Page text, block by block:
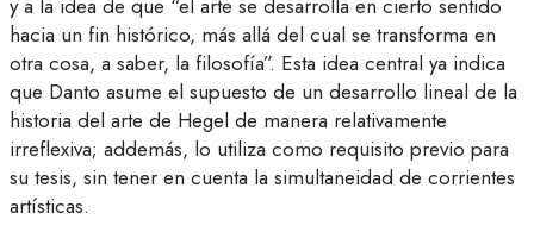
y a la idea de que “el arte se desarrolla en cierto sentido
hacia un fin histórico, más allá del cual se transforma en
otra cosa, a saber, la filosofía”. Esta idea central ya indica
que Danto asume el supuesto de un desarrollo lineal de la
historia del arte de Hegel de manera relativamente
irreflexiva; addemás, lo utiliza como requisito previo para
su tesis, sin tener en cuenta la simultaneidad de corrientes
artísticas.